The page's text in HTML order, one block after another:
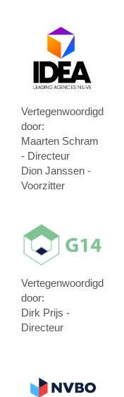
Vertegenwoordigd
door:
Maarten Schram
- Directeur
Dion Janssen -
Voorzitter
Vertegenwoordigd
door:
Dirk Prijs -
Directeur